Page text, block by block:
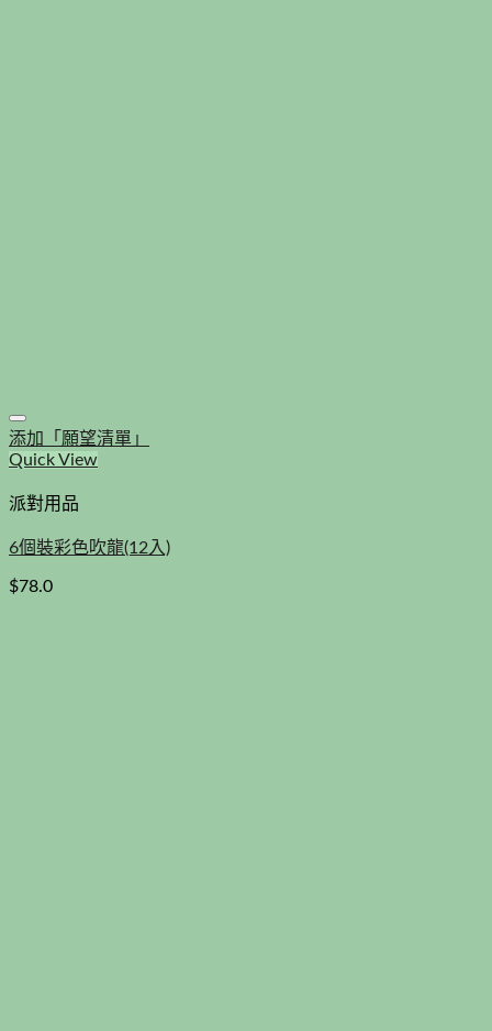
添加「願望清單」
Quick View
派對用品
6個裝彩色吹龍(12入)
$78.0